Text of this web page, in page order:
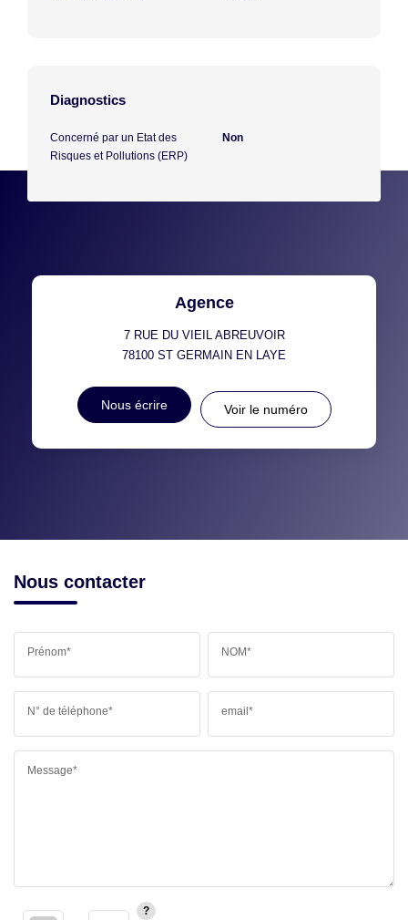
Diagnostics
Concerné par un Etat des
Risques et Pollutions (ERP)
Non
Agence
7 RUE DU VIEIL ABREUVOIR
78100 ST GERMAIN EN LAYE
Nous écrire Voir le numéro
Nous contacter
Prénom* NOM*
N° de téléphone* email*
Message*